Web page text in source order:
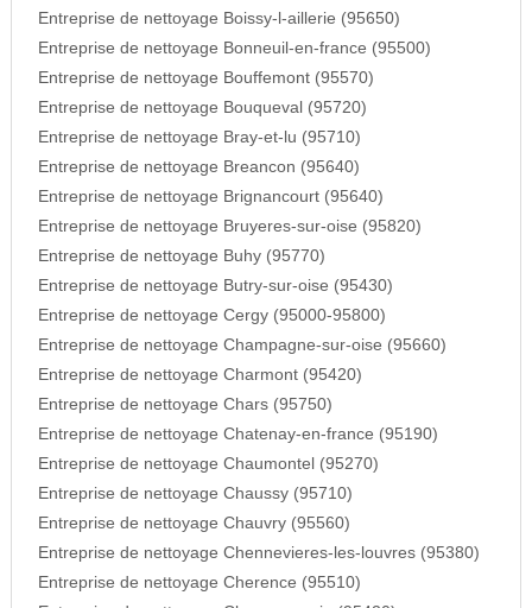
Entreprise de nettoyage Boissy-l-aillerie (95650)
Entreprise de nettoyage Bonneuil-en-france (95500)
Entreprise de nettoyage Bouffemont (95570)
Entreprise de nettoyage Bouqueval (95720)
Entreprise de nettoyage Bray-et-lu (95710)
Entreprise de nettoyage Breancon (95640)
Entreprise de nettoyage Brignancourt (95640)
Entreprise de nettoyage Bruyeres-sur-oise (95820)
Entreprise de nettoyage Buhy (95770)
Entreprise de nettoyage Butry-sur-oise (95430)
Entreprise de nettoyage Cergy (95000-95800)
Entreprise de nettoyage Champagne-sur-oise (95660)
Entreprise de nettoyage Charmont (95420)
Entreprise de nettoyage Chars (95750)
Entreprise de nettoyage Chatenay-en-france (95190)
Entreprise de nettoyage Chaumontel (95270)
Entreprise de nettoyage Chaussy (95710)
Entreprise de nettoyage Chauvry (95560)
Entreprise de nettoyage Chennevieres-les-louvres (95380)
Entreprise de nettoyage Cherence (95510)